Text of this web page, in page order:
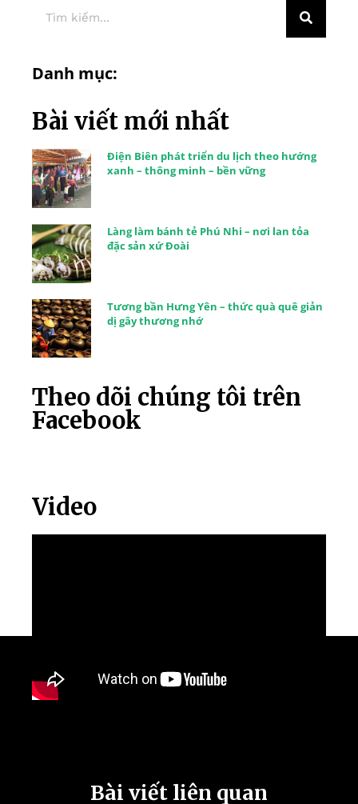
Danh mục:
Bài viết mới nhất
Điện Biên phát triển du lịch theo hướng
xanh – thông minh – bền vững
Làng làm bánh tẻ Phú Nhi – nơi lan tỏa
đặc sản xứ Đoài
Tương bần Hưng Yên – thức quà quê giản
dị gây thương nhớ
Theo dõi chúng tôi trên
Facebook
Video
Bài viết liên quan